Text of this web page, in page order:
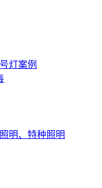
灯案例
明、特种照明